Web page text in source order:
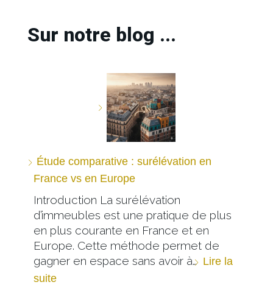
Sur notre blog ...
Étude comparative : surélévation en
France vs en Europe
Introduction La surélévation
d’immeubles est une pratique de plus
en plus courante en France et en
Europe. Cette méthode permet de
gagner en espace sans avoir à… Lire la
suite